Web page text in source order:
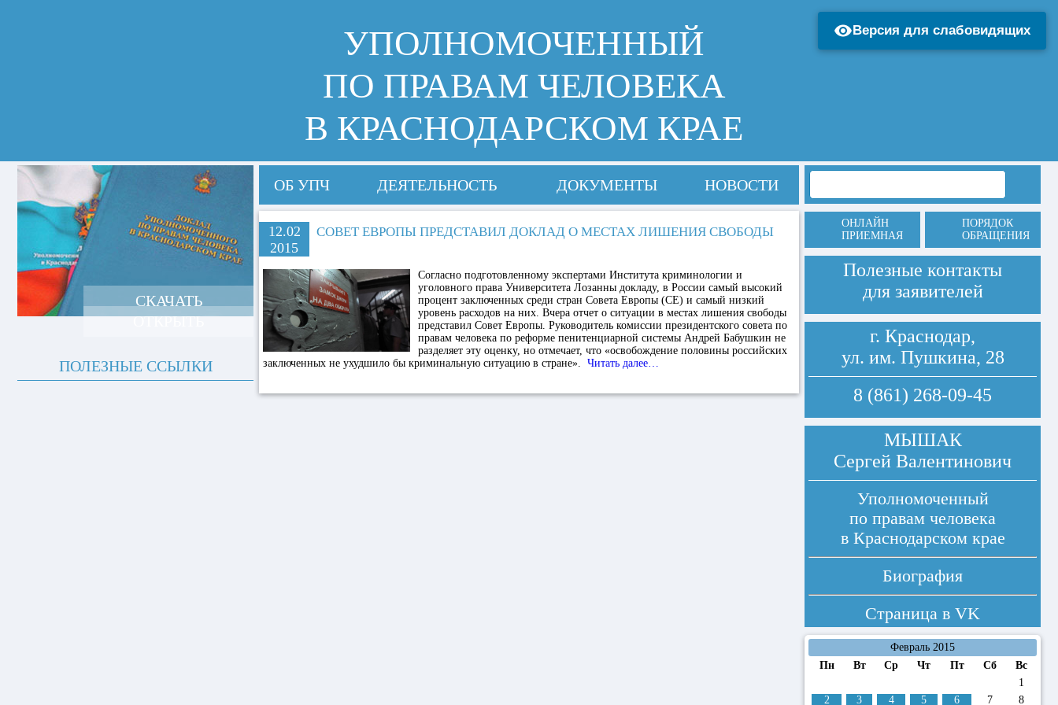
УПОЛНОМОЧЕННЫЙ
ПО ПРАВАМ ЧЕЛОВЕКА
В КРАСНОДАРСКОМ КРАЕ
ОБ УПЧ ДЕЯТЕЛЬНОСТЬ ДОКУМЕНТЫ НОВОСТИ
12.02
2015
СОВЕТ ЕВРОПЫ ПРЕДСТАВИЛ ДОКЛАД О МЕСТАХ ЛИШЕНИЯ СВОБОДЫ
Согласно подготовленному экспертами Института криминологии и
уголовного права Университета Лозанны докладу, в России самый высокий
процент заключенных среди стран Совета Европы (СЕ) и самый низкий
уровень расходов на них. Вчера отчет о ситуации в местах лишения свободы
представил Совет Европы. Руководитель комиссии президентского совета по
правам человека по реформе пенитенциарной системы Андрей Бабушкин не
разделяет эту оценку, но отмечает, что «освобождение половины российских
заключенных не ухудшило бы криминальную ситуацию в стране». Читать далее…
СКАЧАТЬ
ОТКРЫТЬ
ПОЛЕЗНЫЕ ССЫЛКИ
ОНЛАЙН
ПРИЕМНАЯ
ПОРЯДОК
ОБРАЩЕНИЯ
Полезные контакты
для заявителей
г. Краснодар,
ул. им. Пушкина, 28
8 (861) 268-09-45
МЫШАК
Сергей Валентинович
Уполномоченный
по правам человека
в Краснодарском крае
Биография
Страница в VK
Февраль 2015
Пн
Вт Ср Чт Пт Сб
Вс
1
2
3 4 5 6 7 8
Версия для слабовидящих